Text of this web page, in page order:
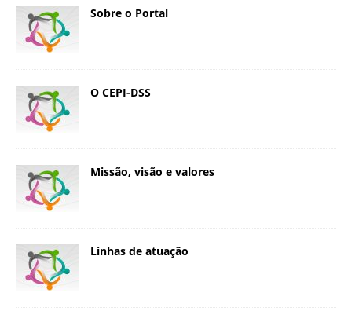
Sobre o Portal
O CEPI-DSS
Missão, visão e valores
Linhas de atuação